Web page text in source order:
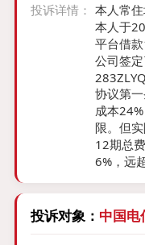
投诉详情： 本人常
本人于
平台借
公司签
协议第
成本
限。但
12期总
6%，远超国家
35.99%
3.5%，
投诉对象： 中国电